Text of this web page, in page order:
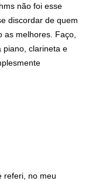
não foi esse
discordar de quem
as melhores. Faço,
piano, clarineta e
referi, no meu